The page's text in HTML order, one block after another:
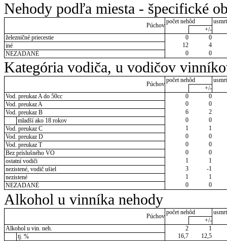
Nehody podľa miesta - špecifické
Púchov
počet nehôd
+/-
železničné priecestie
0
0
iné
12
4
NEZADANÉ
0 0
Kategória vodiča, u vodičov
Púchov
počet nehôd
+/-
Vod. preukaz A do 50cc
0
0
Vod. preukaz A
0
0
Vod. preukaz B
6
2
mladší ako 18 rokov
0
0
Vod. preukaz C
1
1
Vod. preukaz D
0
0
Vod. preukaz T
0
0
Bez príslušného VO
0
0
ostatní vodiči
1
1
nezistené, vodič ušiel
3
-1
nezistené
1
1
NEZADANÉ
0 0
Alkohol u vinníka nehody
Púchov
počet nehôd
+/-
Alkohol u vin. neh.
2
1
tj. %
16,7 12,5